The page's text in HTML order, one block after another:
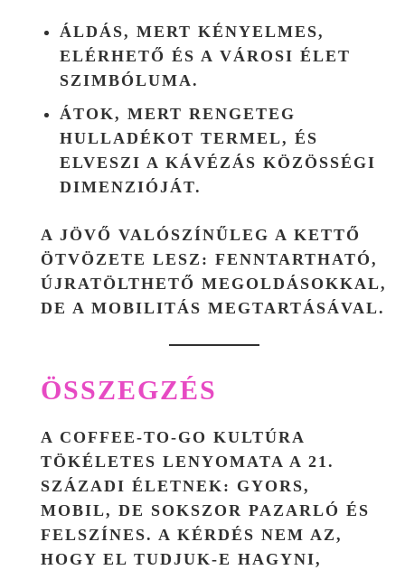
ÁLDÁS, MERT KÉNYELMES,
ELÉRHETŐ ÉS A VÁROSI ÉLET
SZIMBÓLUMA.
ÁTOK, MERT RENGETEG
HULLADÉKOT TERMEL, ÉS
ELVESZI A KÁVÉZÁS KÖZÖSSÉGI
DIMENZIÓJÁT.
A JÖVŐ VALÓSZÍNŰLEG A KETTŐ
ÖTVÖZETE LESZ: FENNTARTHATÓ,
ÚJRATÖLTHETŐ MEGOLDÁSOKKAL,
DE A MOBILITÁS MEGTARTÁSÁVAL.
ÖSSZEGZÉS
A COFFEE-TO-GO KULTÚRA
TÖKÉLETES LENYOMATA A 21.
SZÁZADI ÉLETNEK: GYORS,
MOBIL, DE SOKSZOR PAZARLÓ ÉS
FELSZÍNES. A KÉRDÉS NEM AZ,
HOGY EL TUDJUK-E HAGYNI,